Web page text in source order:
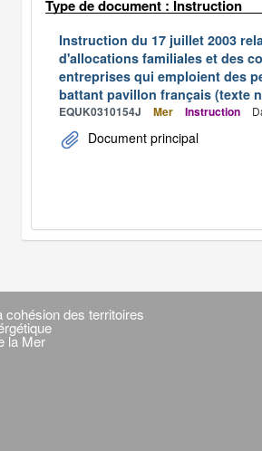
Type de document : Instruction
Instruction du 17 juillet 2003
d'allocations familiales et des
entreprises qui emploient des
battant pavillon français (texte
EQUK0310154J Mer Instruction
Document principal
cohésion des territoires
la Mer